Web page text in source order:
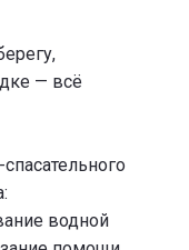
— всё
водной